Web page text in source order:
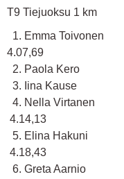
T9 Tiejuoksu 1 km
1. Emma
4.07,69
2. Paola
3. Iina Kause
4. Nella
4.14,13
5. Elina
4.18,43
6. Greta